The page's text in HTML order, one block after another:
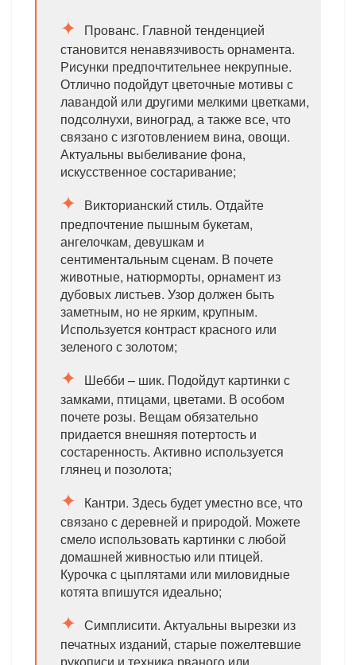
Прованс. Главной тенденцией
становится ненавязчивость орнамента.
Рисунки предпочтительнее некрупные.
Отлично подойдут цветочные мотивы с
лавандой или другими мелкими цветками,
подсолнухи, виноград, а также все, что
связано с изготовлением вина, овощи.
Актуальны выбеливание фона,
искусственное состаривание;
Викторианский стиль. Отдайте
предпочтение пышным букетам,
ангелочкам, девушкам и
сентиментальным сценам. В почете
животные, натюрморты, орнамент из
дубовых листьев. Узор должен быть
заметным, но не ярким, крупным.
Используется контраст красного или
зеленого с золотом;
Шебби – шик. Подойдут картинки с
замками, птицами, цветами. В особом
почете розы. Вещам обязательно
придается внешняя потертость и
состаренность. Активно используется
глянец и позолота;
Кантри. Здесь будет уместно все, что
связано с деревней и природой. Можете
смело использовать картинки с любой
домашней живностью или птицей.
Курочка с цыплятами или миловидные
котята впишутся идеально;
Симплисити. Актуальны вырезки из
печатных изданий, старые пожелтевшие